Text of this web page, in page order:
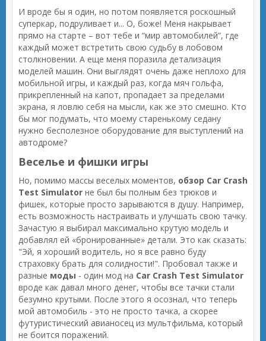
И вроде бы я один, но потом появляется роскошный
суперкар, подруливает и... О, боже! Меня накрывает
прямо на старте – вот тебе и “мир автомобилей”, где
каждый может встретить свою судьбу в лобовом
столкновении. А еще меня поразила детализация
моделей машин. Они выглядят очень даже неплохо для
мобильной игры, и каждый раз, когда мяч гольфа,
прикрепленный на капот, пропадает за пределами
экрана, я ловлю себя на мысли, как же это смешно. Кто
бы мог подумать, что моему старенькому седану
нужно бесполезное оборудование для выступлений на
автодроме?
Веселье и фишки игры
Но, помимо массы веселых моментов, обзор Car Crash
Test Simulator не был бы полным без трюков и
фишек, которые просто зарываются в душу. Например,
есть возможность настраивать и улучшать свою тачку.
Зачастую я выбирал максимально крутую модель и
добавлял ей «бронированные» детали. Это как сказать:
"Эй, я хороший водитель, но я все равно буду
страховку брать для солидности!". Пробовал также и
разные моды - один мод на Car Crash Test Simulator
вроде как давал много денег, чтобы все тачки стали
безумно крутыми. После этого я осознал, что теперь
мой автомобиль - это не просто тачка, а скорее
футуристический авианосец из мультфильма, который
не боится поражений.